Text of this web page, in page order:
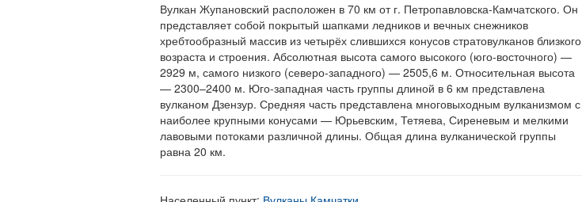
Вулкан Жупановский расположен в 70 км от г. Петропавловска-Камчатского. Он
представляет собой покрытый шапками ледников и вечных снежников
хребтообразный массив из четырёх слившихся конусов стратовулканов близкого
возраста и строения. Абсолютная высота самого высокого (юго-восточного) —
2929 м, самого низкого (северо-западного) — 2505,6 м. Относительная высота
— 2300–2400 м. Юго-западная часть группы длиной в 6 км представлена
вулканом Дзензур. Средняя часть представлена многовыходным вулканизмом с
наиболее крупными конусами — Юрьевским, Тетяева, Сиреневым и мелкими
лавовыми потоками различной длины. Общая длина вулканической группы
равна 20 км.